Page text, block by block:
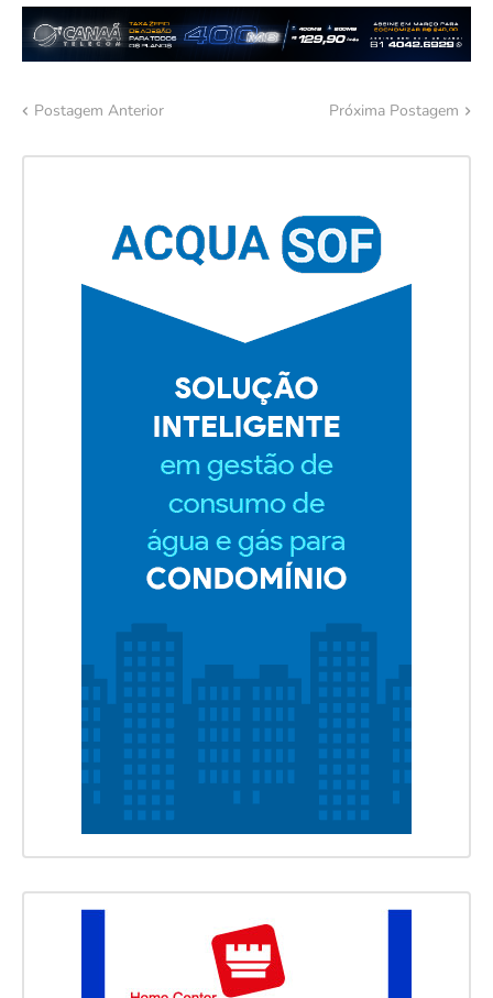
Postagem Anterior Próxima Postagem